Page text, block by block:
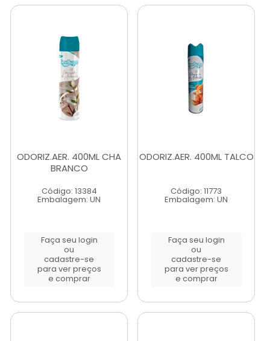
ODORIZ.AER. 400ML CHA
BRANCO
Código: 13384
Embalagem: UN
Faça seu login
ou
cadastre-se
para ver preços
e comprar
ODORIZ.AER. 400ML TALCO
Código: 11773
Embalagem: UN
Faça seu login
ou
cadastre-se
para ver preços
e comprar